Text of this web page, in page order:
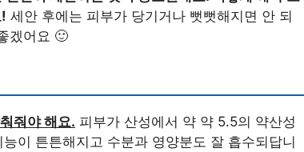
세안 후에는 피부가 당기거나 뻣뻣해지면 안 되
겠어요 🙂
줘야 해요. 피부가 산성에서 약 약 5.5의 약산성
이 튼튼해지고 수분과 영양분도 잘 흡수되답니